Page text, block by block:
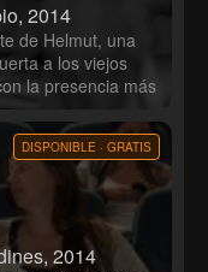
2014
de Helmut, una
a los viejos
la presencia más
DISPONIBLE · GRATIS
2014